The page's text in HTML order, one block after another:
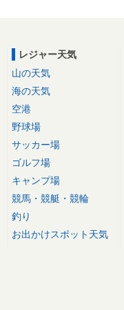
レジャー天気
山の天気
海の天気
空港
野球場
サッカー場
ゴルフ場
キャンプ場
競馬・競艇・競輪
釣り
お出かけスポット天気